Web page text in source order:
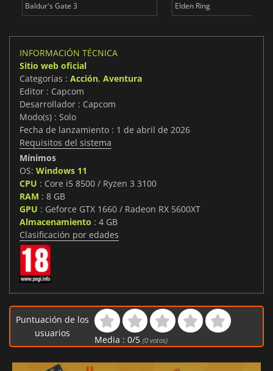
Baldur's Gate 3 Elden Ring
INFORMACIÓN TÉCNICA
Sitio web oficial
Categorías : Acción, Aventura
Editor : Capcom
Desarrollador : Capcom
Modo(s) : Solo
Fecha de lanzamiento : 1 de abril de 2026
Requisitos del sistema
Mínimos
OS: Windows 11
CPU : Core i5 8500 / Ryzen 3 3100
RAM : 8 GB
GPU : Geforce GTX 1660 / Radeon RX 5600XT
Almacenamiento : 4 GB
Clasificación por edades
Puntuación de los
usuarios
Media : 0/5 (0votos)